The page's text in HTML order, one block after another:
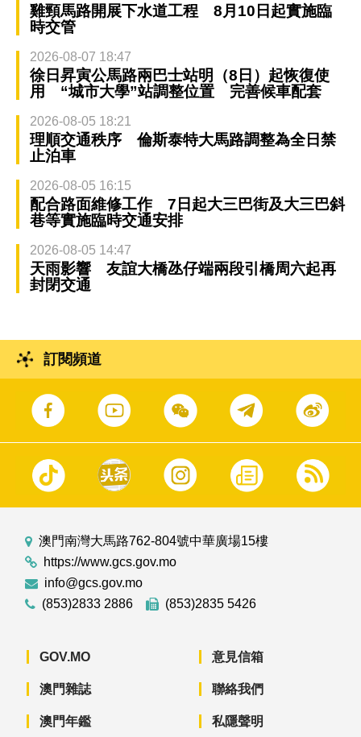
雞頸馬路開展下水道工程 8月10日起實施臨
時交管
2026-08-07 18:47
徐日昇寅公馬路兩巴士站明（8日）起恢復使
用 “城市大學”站調整位置 完善候車配套
2026-08-05 18:21
理順交通秩序 倫斯泰特大馬路調整為全日禁
止泊車
2026-08-05 16:15
配合路面維修工作 7日起大三巴街及大三巴斜
巷等實施臨時交通安排
2026-08-05 14:47
天雨影響 友誼大橋氹仔端兩段引橋周六起再
封閉交通
訂閱頻道
澳門南灣大馬路762-804號中華廣場15樓
https://www.gcs.gov.mo
info@gcs.gov.mo
(853)2833 2886
(853)2835 5426
GOV.MO
澳門雜誌
澳門年鑑
意見信箱
聯絡我們
私隱聲明